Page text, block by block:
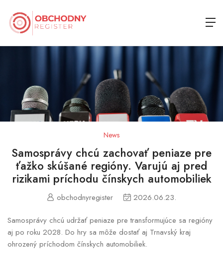
News
Samosprávy chcú zachovať peniaze pre
ťažko skúšané regióny. Varujú aj pred
rizikami príchodu čínskych automobiliek
obchodnyregister 2026.06.23.
Samosprávy chcú udržať peniaze pre transformujúce sa regióny
aj po roku 2028. Do hry sa môže dostať aj Trnavský kraj
ohrozený príchodom čínskych automobiliek.